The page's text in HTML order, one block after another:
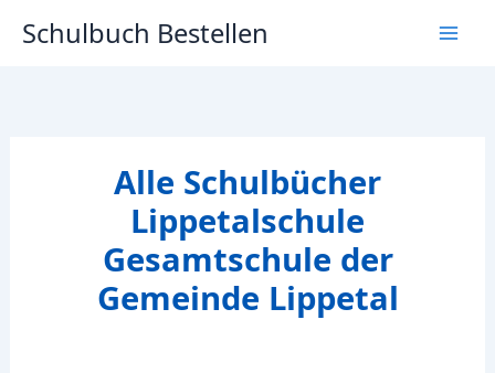
InhaltSchulbuch Bestellen
Alle Schulbücher
Lippetalschule
Gesamtschule der
Gemeinde Lippetal